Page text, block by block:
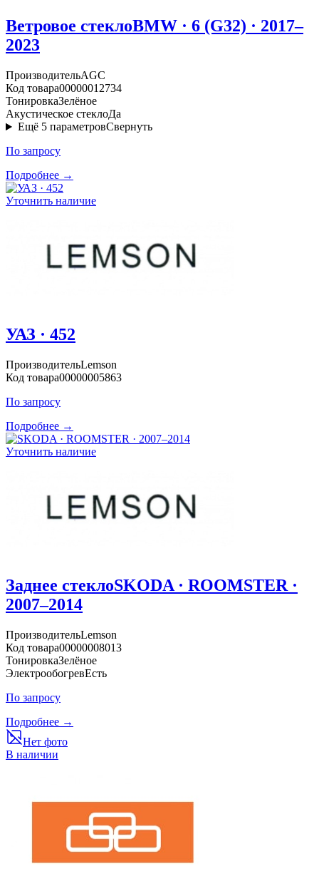
Ветровое стеклоBMW · 6 (G32) · 2017–
2023
ПроизводительAGC
Код товара00000012734
ТонировкаЗелёное
Акустическое стеклоДа
Ещё 5 параметровСвернуть
По запросу
Подробнее →
Уточнить наличие
УАЗ · 452
ПроизводительLemson
Код товара00000005863
По запросу
Подробнее →
Уточнить наличие
Заднее стеклоSKODA · ROOMSTER ·
2007–2014
ПроизводительLemson
Код товара00000008013
ТонировкаЗелёное
ЭлектрообогревЕсть
По запросу
Подробнее →
Нет фото
В наличии